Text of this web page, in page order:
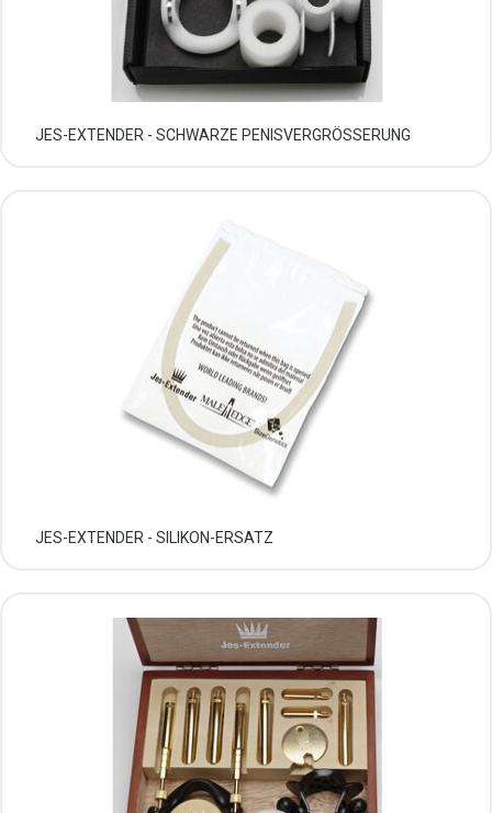
JES-EXTENDER - SCHWARZE PENISVERGRÖSSERUNG
JES-EXTENDER - SILIKON-ERSATZ